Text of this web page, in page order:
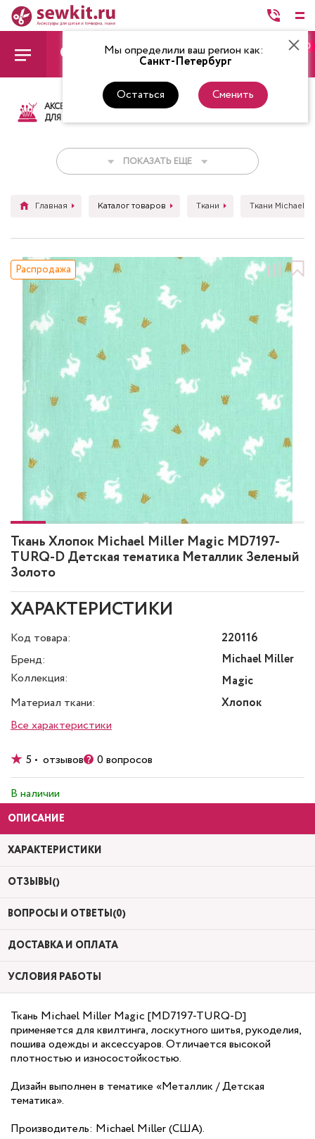
Мы определили ваш регион как:
Санкт-Петербург
Остаться Сменить
0
АКСЕССУАРЫ
ДЛЯ ШИТЬЯ
ТКАНИ НИТКИ
ПОКАЗАТЬ ЕЩЕ
Главная Каталог товаров Ткани Ткани Michael
Ткань Хлопок Michael Miller Magic MD7197-
TURQ-D Детская тематика Металлик Зеленый
Золото
Распродажа
ХАРАКТЕРИСТИКИ
Код товара:
220116
Бренд:
Michael Miller
Коллекция:
Magic
Материал ткани:
Хлопок
Все характеристики
5 • отзывов 0 вопросов
В наличии
ОПИСАНИЕ
ХАРАКТЕРИСТИКИ
ОТЗЫВЫ()
ВОПРОСЫ И ОТВЕТЫ(0)
ДОСТАВКА И ОПЛАТА
УСЛОВИЯ РАБОТЫ
Ткань Michael Miller Magic [MD7197-TURQ-D]
применяется для квилтинга, лоскутного шитья, рукоделия,
пошива одежды и аксессуаров. Отличается высокой
плотностью и износостойкостью.
Дизайн выполнен в тематике «Металлик / Детская
тематика».
Производитель: Michael Miller (США).